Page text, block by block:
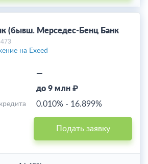
(бывш. Мерседес-Бенц Банк
на Exeed
—
до 9 млн ₽
0.010% - 16.899%
Подать заявку